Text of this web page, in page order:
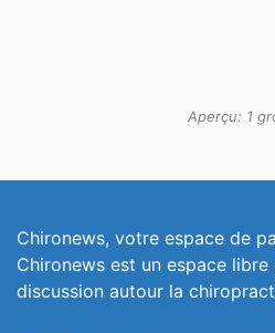
Aperçu: 1
Chironews, votre espace de
Chironews est un espace libre
discussion autour la